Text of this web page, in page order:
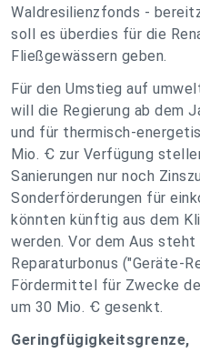
Waldresilienzfonds -
soll es überdies für die
Fließgewässern geben.
Für den Umstieg auf
will die Regierung ab dem
und für thermisch-
Mio. Ꞓ zur Verfügung
Sanierungen nur noch
Sonderförderungen für
könnten künftig aus dem
werden. Vor dem Aus steht
Reparaturbonus ("Geräte-
Fördermittel für Zwecke
um 30 Mio. Ꞓ gesenkt.
Geringfügigkeitsgrenze,